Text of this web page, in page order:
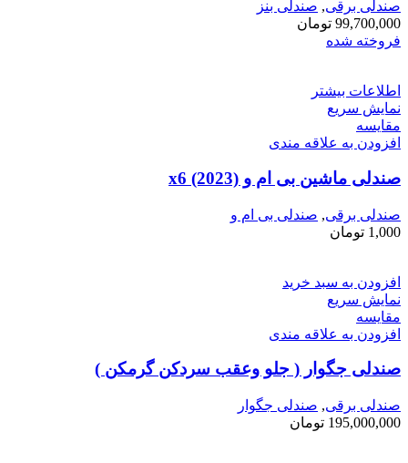
صندلی برقی, صندلی بنز
99,700,000 تومان
فروخته شده
اطلاعات بیشتر
نمایش سریع
مقايسه
افزودن به علاقه مندی
صندلی ماشین بی ام و x6 (2023)
صندلی برقی, صندلی بی ام و
1,000 تومان
افزودن به سبد خرید
نمایش سریع
مقايسه
افزودن به علاقه مندی
صندلی جگوار ( جلو وعقب سردکن گرمکن )
صندلی برقی, صندلی جگوار
195,000,000 تومان